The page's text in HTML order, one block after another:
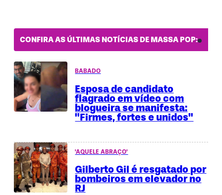
CONFIRA AS ÚLTIMAS NOTÍCIAS DE MASSA POP:
BABADO
Esposa de candidato
flagrado em vídeo com
blogueira se manifesta:
"Firmes, fortes e unidos"
'AQUELE ABRAÇO'
Gilberto Gil é resgatado por
bombeiros em elevador no
RJ